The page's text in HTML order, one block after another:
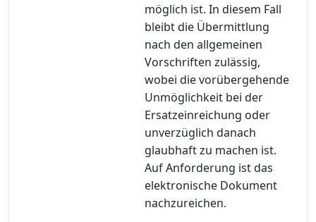
möglich ist. In diesem Fall
bleibt die Übermittlung
nach den allgemeinen
Vorschriften zulässig,
wobei die vorübergehende
Unmöglichkeit bei der
Ersatzeinreichung oder
unverzüglich danach
glaubhaft zu machen ist.
Auf Anforderung ist das
elektronische Dokument
nachzureichen.